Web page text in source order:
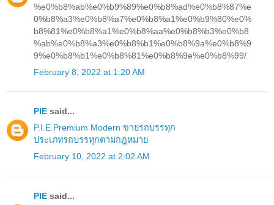
%e0%b8%ab%e0%b9%89%e0%b8%ad%e0%b8%87%e
0%b8%a3%e0%b8%a7%e0%b8%a1%e0%b9%80%e0%
b8%81%e0%b8%a1%e0%b8%aa%e0%b8%b3%e0%b8
%ab%e0%b8%a3%e0%b8%b1%e0%b8%9a%e0%b8%9
9%e0%b8%b1%e0%b8%81%e0%b8%9e%e0%b8%99/
February 8, 2022 at 1:20 AM
PIE said...
P.I.E Premium Modern ขายรถบรรทุก
ประเภทรถบรรทุกตามกฎหมาย
February 10, 2022 at 2:02 AM
PIE said...